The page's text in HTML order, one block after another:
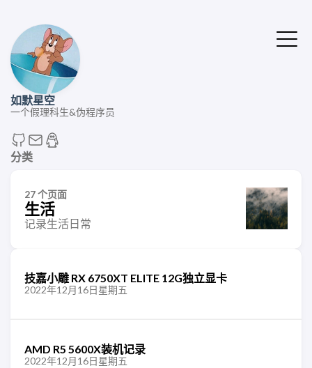
如默星空
一个假理科生&伪程序员
分类
27 个页面
生活
记录生活日常
技嘉小雕 RX 6750XT ELITE 12G独立显卡
2022年12月16日星期五
AMD R5 5600X装机记录
2022年12月16日星期五